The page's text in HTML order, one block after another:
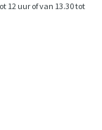
12 uur of van 13.30 tot